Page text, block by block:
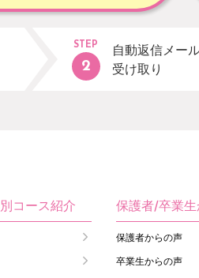
STEP
自動返信メー
受け取り
コース紹介 保護者/卒業
保護者からの声
卒業生からの声